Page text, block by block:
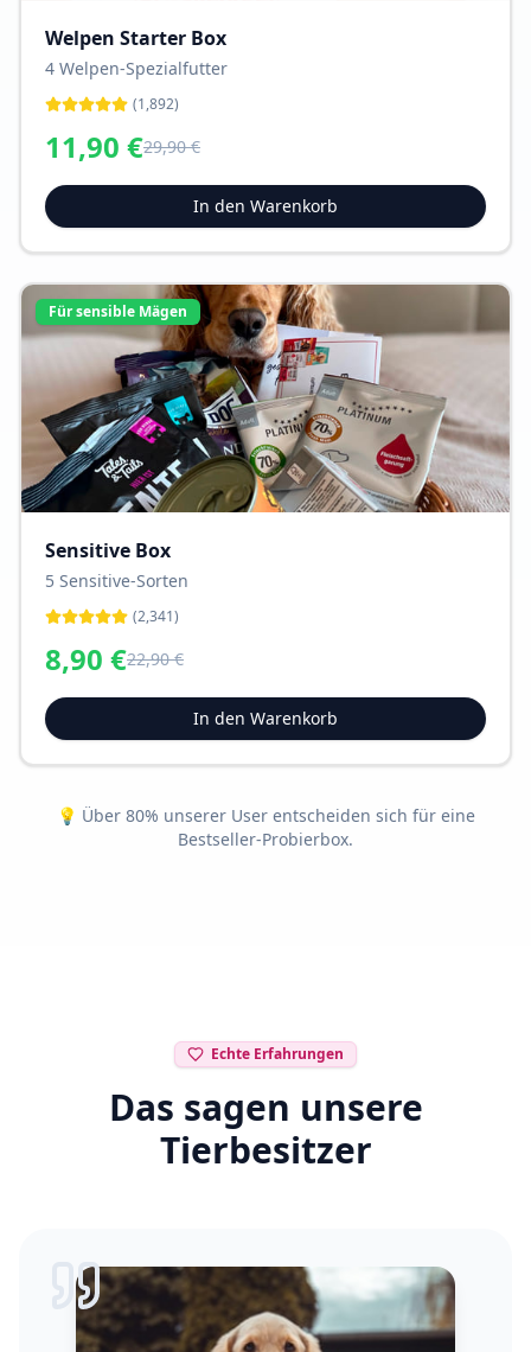
Welpen Starter Box
4 Welpen-Spezialfutter
(1,892)
11,90 €29,90€
In den Warenkorb
Für sensible Mägen
Sensitive Box
5 Sensitive-Sorten
(2,341)
8,90 €22,90€
In den Warenkorb
💡 Über 80% unserer User entscheiden sich für eine
Bestseller-Probierbox.
Echte Erfahrungen
Das sagen unsere
Tierbesitzer